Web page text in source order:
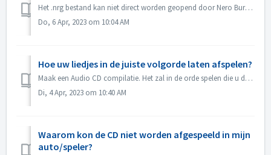
Het .nrg bestand kan niet direct worden geopend door Nero Burning ROM. Je kunt het nrg bestand op schijf branden met Nero Burning ROM. Of gebruik disk driv...
Do, 6 Apr, 2023 om 10:04 AM
Hoe uw liedjes in de juiste volgorde laten afspelen?
Maak een Audio CD compilatie. Het zal in de orde spelen die u de dossiers toevoegde. Als u met andere compilatie leidt die in feite een gegevensschijf zal b...
Di, 4 Apr, 2023 om 10:40 AM
Waarom kon de CD niet worden afgespeeld in mijn
auto/speler?